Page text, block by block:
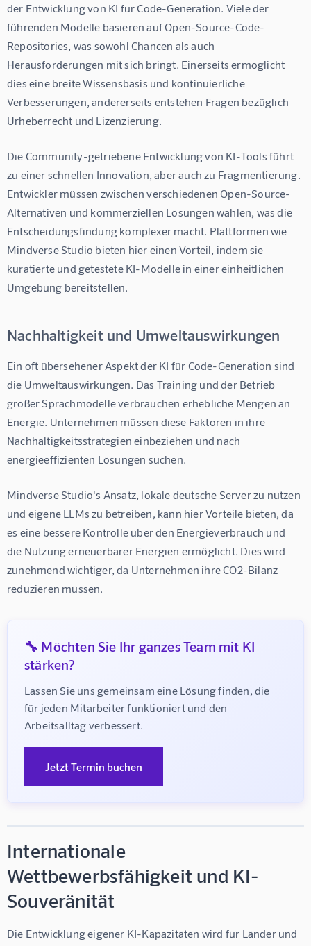
der Entwicklung von KI für Code-Generation. Viele der
führenden Modelle basieren auf Open-Source-Code-
Repositories, was sowohl Chancen als auch
Herausforderungen mit sich bringt. Einerseits ermöglicht
dies eine breite Wissensbasis und kontinuierliche
Verbesserungen, andererseits entstehen Fragen bezüglich
Urheberrecht und Lizenzierung.
Die Community-getriebene Entwicklung von KI-Tools führt
zu einer schnellen Innovation, aber auch zu Fragmentierung.
Entwickler müssen zwischen verschiedenen Open-Source-
Alternativen und kommerziellen Lösungen wählen, was die
Entscheidungsfindung komplexer macht. Plattformen wie
Mindverse Studio bieten hier einen Vorteil, indem sie
kuratierte und getestete KI-Modelle in einer einheitlichen
Umgebung bereitstellen.
Nachhaltigkeit und Umweltauswirkungen
Ein oft übersehener Aspekt der KI für Code-Generation sind
die Umweltauswirkungen. Das Training und der Betrieb
großer Sprachmodelle verbrauchen erhebliche Mengen an
Energie. Unternehmen müssen diese Faktoren in ihre
Nachhaltigkeitsstrategien einbeziehen und nach
energieeffizienten Lösungen suchen.
Mindverse Studio's Ansatz, lokale deutsche Server zu nutzen
und eigene LLMs zu betreiben, kann hier Vorteile bieten, da
es eine bessere Kontrolle über den Energieverbrauch und
die Nutzung erneuerbarer Energien ermöglicht. Dies wird
zunehmend wichtiger, da Unternehmen ihre CO2-Bilanz
reduzieren müssen.
🔧 Möchten Sie Ihr ganzes Team mit KI
stärken?
Lassen Sie uns gemeinsam eine Lösung finden, die
für jeden Mitarbeiter funktioniert und den
Arbeitsalltag verbessert.
Jetzt Termin buchen
Internationale
Wettbewerbsfähigkeit und KI-
Souveränität
Die Entwicklung eigener KI-Kapazitäten wird für Länder und